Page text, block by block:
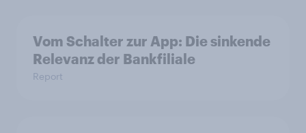
Vom Schalter zur App: Die sinkende
Relevanz der Bankfiliale
Report